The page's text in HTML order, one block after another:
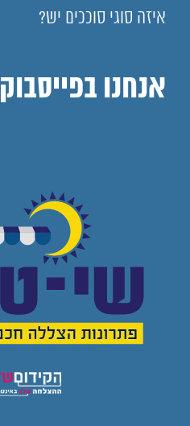
איזה סוגי סוככים יש?
אנחנו בפייסבוק